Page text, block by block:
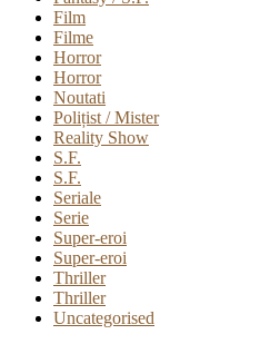
Film
Filme
Horror
Horror
Noutati
Polițist / Mister
Reality Show
S.F.
S.F.
Seriale
Serie
Super-eroi
Super-eroi
Thriller
Thriller
Uncategorised